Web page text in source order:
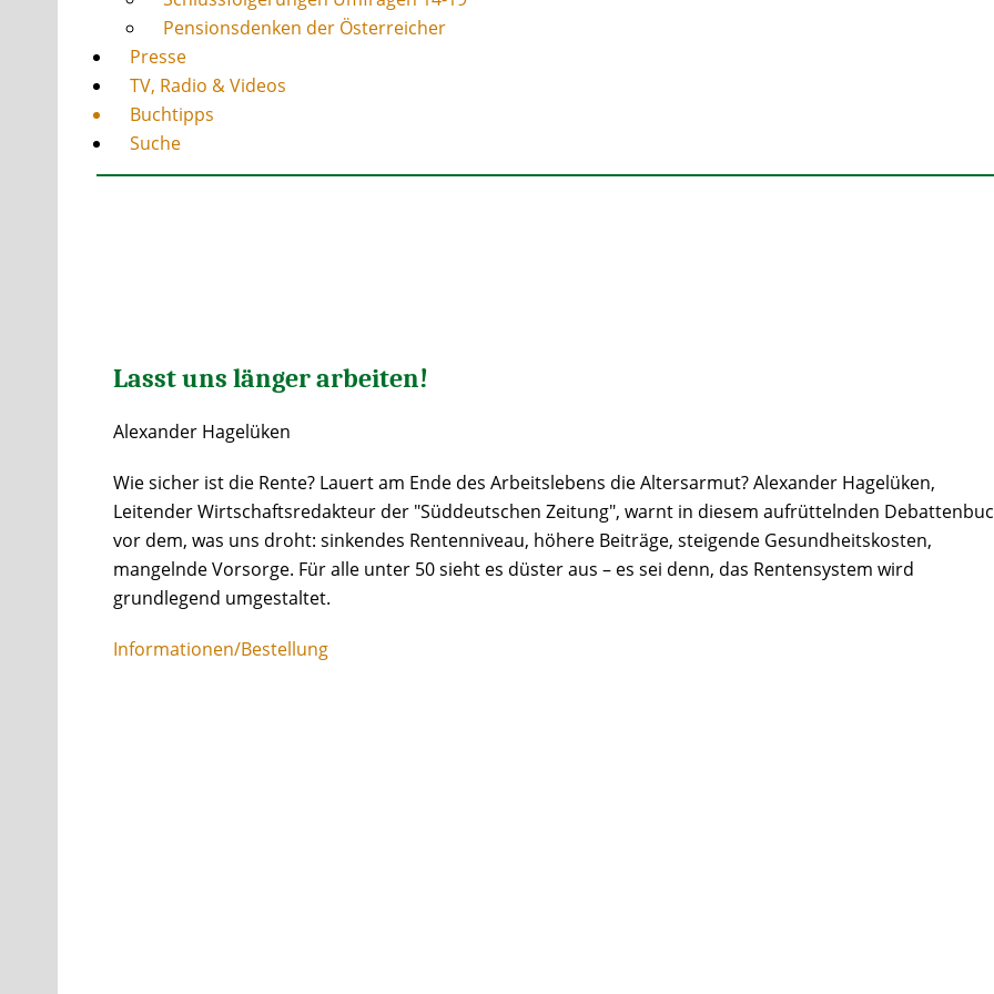
Pensionsdenken der Österreicher
Presse
TV, Radio & Videos
Buchtipps
Suche
Lasst uns länger arbeiten!
Alexander Hagelüken
Wie sicher ist die Rente? Lauert am Ende des Arbeitslebens die Altersarmut? Alexander Hagelüken,
Leitender Wirtschaftsredakteur der "Süddeutschen Zeitung", warnt in diesem aufrüttelnden
vor dem, was uns droht: sinkendes Rentenniveau, höhere Beiträge, steigende Gesundheitskosten,
mangelnde Vorsorge. Für alle unter 50 sieht es düster aus – es sei denn, das Rentensystem wird
grundlegend umgestaltet.
Informationen/Bestellung